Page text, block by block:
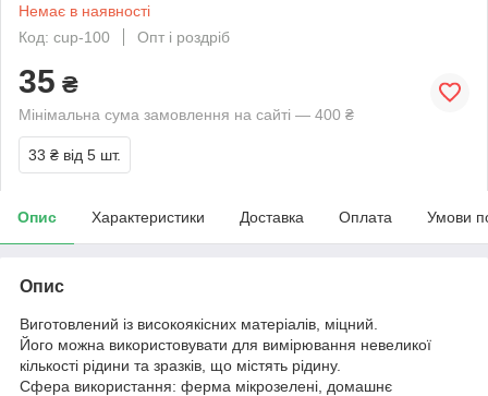
Немає в наявності
Код: cup-100
Опт і роздріб
35 ₴
Мінімальна сума замовлення на сайті — 400 ₴
33 ₴ від 5 шт.
Опис Характеристики Доставка Оплата Умови
Опис
Виготовлений із високоякісних матеріалів, міцний.
Його можна використовувати для вимірювання невеликої
кількості рідини та зразків, що містять рідину.
Сфера використання: ферма мікрозелені, домашнє